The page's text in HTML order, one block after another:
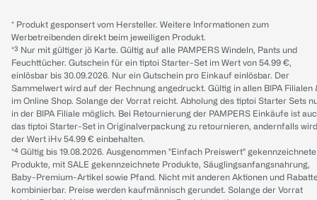
* Produkt gesponsert vom Hersteller. Weitere Informationen zum
Werbetreibenden direkt beim jeweiligen Produkt.
*³ Nur mit gültiger jö Karte. Gültig auf alle PAMPERS Windeln, Pants und
Feuchttücher. Gutschein für ein tiptoi Starter-Set im Wert von 54.99 €,
einlösbar bis 30.09.2026. Nur ein Gutschein pro Einkauf einlösbar. Der
Sammelwert wird auf der Rechnung angedruckt. Gültig in allen BIPA Filialen
im Online Shop. Solange der Vorrat reicht. Abholung des tiptoi Starter Sets
in der BIPA Filiale möglich. Bei Retournierung der PAMPERS Einkäufe ist
das tiptoi Starter-Set in Originalverpackung zu retournieren, andernfalls wird
der Wert iHv 54.99 € einbehalten.
*⁴ Gültig bis 19.08.2026. Ausgenommen "Einfach Preiswert" gekennzeichnete
Produkte, mit SALE gekennzeichnete Produkte, Säuglingsanfangsnahrung,
Baby-Premium-Artikel sowie Pfand. Nicht mit anderen Aktionen und
kombinierbar. Preise werden kaufmännisch gerundet. Solange der Vorrat